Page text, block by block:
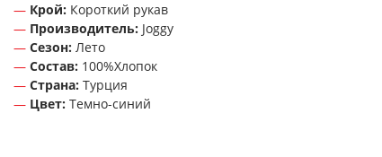
Крой: Короткий рукав
Производитель: Joggy
Сезон: Лето
Состав: 100%Хлопок
Страна: Турция
Цвет: Темно-синий